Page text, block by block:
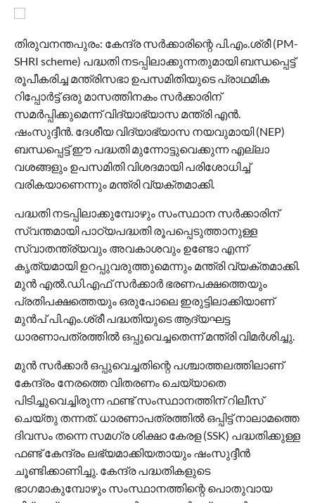
തിരുവനന്തപുരം: കേന്ദ്ര സർക്കാരിന്റെ പി.എം.ശ്രീ (PM-
SHRI scheme) പദ്ധതി നടപ്പിലാക്കുന്നതുമായി ബന്ധപ്പെട്ട്
രൂപീകരിച്ച മന്ത്രിസഭാ ഉപസമിതിയുടെ പ്രാഥമിക
റിപ്പോർട്ട് ഒരു മാസത്തിനകം സർക്കാരിന്
സമർപ്പിക്കുമെന്ന് വിദ്യാഭ്യാസ മന്ത്രി എൻ.
ഷംസുദ്ദീൻ. ദേശീയ വിദ്യാഭ്യാസ നയവുമായി (NEP)
ബന്ധപ്പെട്ട് ഈ പദ്ധതി മുന്നോട്ടുവെക്കുന്ന എല്ലാ
വശങ്ങളും ഉപസമിതി വിശദമായി പരിശോധിച്ച്
വരികയാണെന്നും മന്ത്രി വ്യക്തമാക്കി.
പദ്ധതി നടപ്പിലാക്കുമ്പോഴും സംസ്ഥാന സർക്കാരിന്
സ്വന്തമായി പാഠ്യപദ്ധതി രൂപപ്പെടുത്താനുള്ള
സ്വാതന്ത്ര്യവും അവകാശവും ഉണ്ടോ എന്ന്
കൃത്യമായി ഉറപ്പുവരുത്തുമെന്നും മന്ത്രി വ്യക്തമാക്കി.
മുൻ എൽ.ഡി.എഫ് സർക്കാർ ഭരണപക്ഷത്തെയും
പ്രതിപക്ഷത്തെയും ഒരുപോലെ ഇരുട്ടിലാക്കിയാണ്
മുൻപ് പി.എം.ശ്രീ പദ്ധതിയുടെ ആദ്യഘട്ട
ധാരണാപത്രത്തിൽ ഒപ്പുവെച്ചതെന്ന് മന്ത്രി വിമർശിച്ചു.
മുൻ സർക്കാർ ഒപ്പുവെച്ചതിന്റെ പശ്ചാത്തലത്തിലാണ്
കേന്ദ്രം നേരത്തെ വിതരണം ചെയ്യാതെ
പിടിച്ചുവെച്ചിരുന്ന ഫണ്ട് സംസ്ഥാനത്തിന് റിലീസ്
ചെയ്തു തന്നത്. ധാരണാപത്രത്തിൽ ഒപ്പിട്ട് നാലാമത്തെ
ദിവസം തന്നെ സമഗ്ര ശിക്ഷാ കേരള (SSK) പദ്ധതിക്കുള്ള
ഫണ്ട് കേന്ദ്രം ലഭ്യമാക്കിയതായും ഷംസുദ്ദീൻ
ചൂണ്ടിക്കാണിച്ചു. കേന്ദ്ര പദ്ധതികളുടെ
ഭാഗമാകുമ്പോഴും സംസ്ഥാനത്തിന്റെ പൊതുവായ